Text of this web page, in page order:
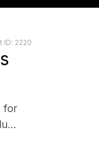
ID: 2220
for